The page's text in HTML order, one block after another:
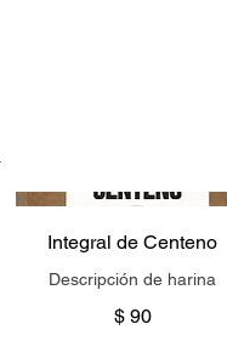
Integral de Centeno
Descripción de harina
$ 90